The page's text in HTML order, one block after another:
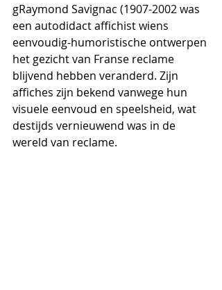
gRaymond Savignac (1907-2002 was
een autodidact affichist wiens
eenvoudig-humoristische ontwerpen
het gezicht van Franse reclame
blijvend hebben veranderd. Zijn
affiches zijn bekend vanwege hun
visuele eenvoud en speelsheid, wat
destijds vernieuwend was in de
wereld van reclame.